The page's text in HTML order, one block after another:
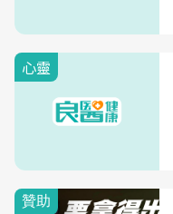
心靈